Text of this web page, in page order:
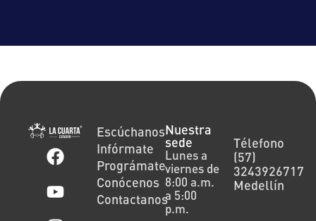
Escúchanos
Infórmate
Prográmate
Conócenos
Contactanos
Nuestra
sede
Lunes a
viernes de
8:00 a.m.
a 5:00
p.m.
Télefono
(57)
3243926717
Medellín